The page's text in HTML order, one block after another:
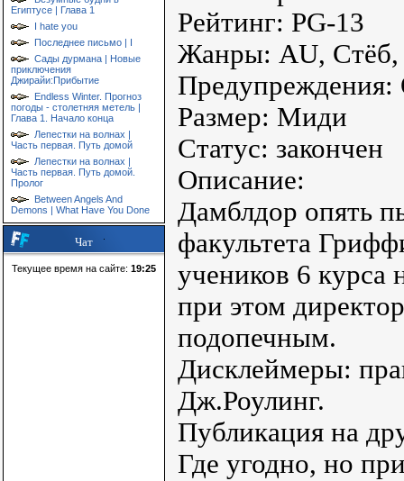
Египтусе | Глава 1
I hate you
Последнее письмо | I
Сады дурмана | Новые
приключения
Джирайи:Прибытие
Endless Winter. Прогноз
погоды - столетняя метель |
Глава 1. Начало конца
Лепестки на волнах |
Часть первая. Путь домой
Лепестки на волнах |
Часть первая. Путь домой.
Пролог
Between Angels And
Demons | What Have You Done
Чат
Текущее время на сайте: 19:25
Рейтинг: PG-13
Жанры: AU,
Размер: Миди
Статус: закончен
Описание:
Дамблдор опять
факультета
учеников 6 курса
при этом
подопечным.
Дисклеймеры:
Дж.Роулинг.
Публикация на
Где угодно, но